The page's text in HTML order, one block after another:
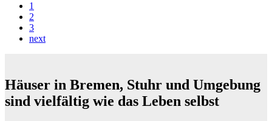
1
2
3
next
Häuser in Bremen, Stuhr und Umgebung
sind vielfältig wie das Leben selbst